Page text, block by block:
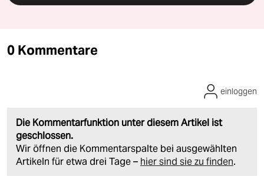
0 Kommentare
Die Kommentarfunktion unter diesem Artikel ist
geschlossen.
Wir öffnen die Kommentarspalte bei ausgewählten
Artikeln für etwa drei Tage – hier sind sie zu finden.
einloggen